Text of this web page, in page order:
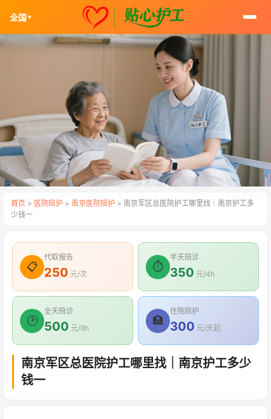
全国 ▼
首页 > 医院陪护 > 南京医院陪护 > 南京军区总医院护工哪里找｜南京护工多
少钱一
📋
代取报告
250 元/次
⏱
半天陪诊
350 元/4h
🕑
全天陪诊
500 元/8h
🏥
住院陪护
300 元/天起
南京军区总医院护工哪里找｜南京护工多少
钱一